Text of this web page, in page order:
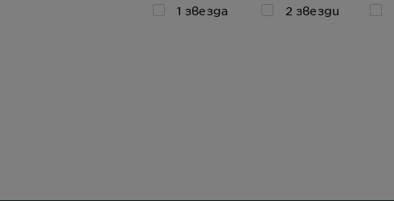
1 звезда 2 звезди